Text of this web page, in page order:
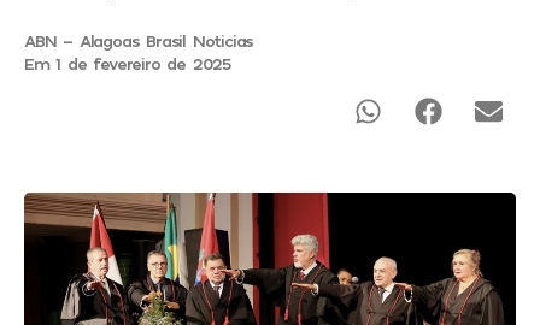
ABN - Alagoas Brasil Noticias
Em 1 de fevereiro de 2025